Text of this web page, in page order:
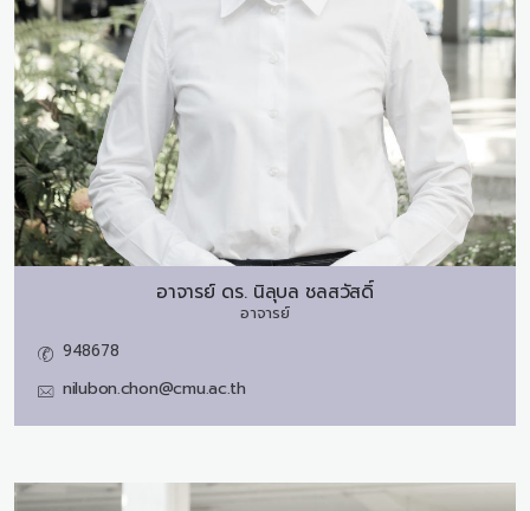
อาจารย์ ดร. นิลุบล ชลสวัสดิ์
อาจารย์
948678
nilubon.chon@cmu.ac.th